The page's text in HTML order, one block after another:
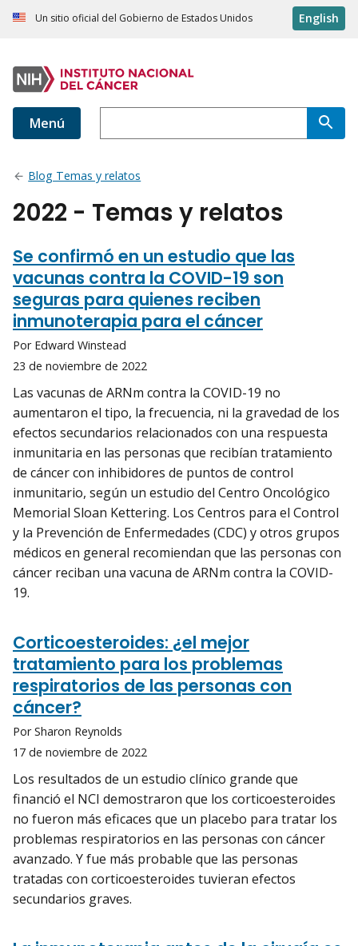
Un sitio oficial del Gobierno de Estados Unidos English
Menú
Blog Temas y relatos
2022 - Temas y relatos
Se confirmó en un estudio que las
vacunas contra la COVID-19 son
seguras para quienes reciben
inmunoterapia para el cáncer
Por Edward Winstead
23 de noviembre de 2022
Las vacunas de ARNm contra la COVID-19 no
aumentaron el tipo, la frecuencia, ni la gravedad de los
efectos secundarios relacionados con una respuesta
inmunitaria en las personas que recibían tratamiento
de cáncer con inhibidores de puntos de control
inmunitario, según un estudio del Centro Oncológico
Memorial Sloan Kettering. Los Centros para el Control
y la Prevención de Enfermedades (CDC) y otros grupos
médicos en general recomiendan que las personas con
cáncer reciban una vacuna de ARNm contra la COVID-
19.
Corticoesteroides: ¿el mejor
tratamiento para los problemas
respiratorios de las personas con
cáncer?
Por Sharon Reynolds
17 de noviembre de 2022
Los resultados de un estudio clínico grande que
financió el NCI demostraron que los corticoesteroides
no fueron más eficaces que un placebo para tratar los
problemas respiratorios en las personas con cáncer
avanzado. Y fue más probable que las personas
tratadas con corticoesteroides tuvieran efectos
secundarios graves.